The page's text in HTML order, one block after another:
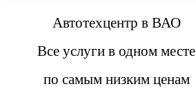
Автотехцентр в ВАО
Все услуги в одном месте
по самым низким ценам